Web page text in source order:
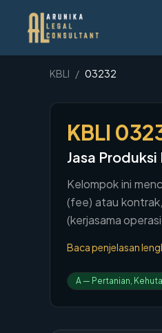
KBLI / 03232
KBLI
Jasa
Kelompok ini
(fee) atau
(kerjasama
Baca penjelasan
A — Pertanian,